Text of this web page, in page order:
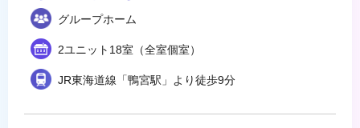
グループホーム
2ユニット18室（全室個室）
JR東海道線「鴨宮駅」より徒歩9分